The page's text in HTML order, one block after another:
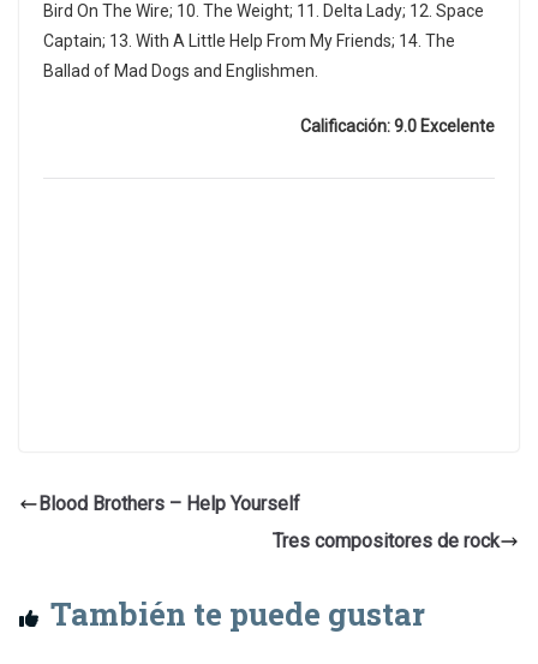
Bird On The Wire; 10. The Weight; 11. Delta Lady; 12. Space
Captain; 13. With A Little Help From My Friends; 14. The
Ballad of Mad Dogs and Englishmen.
Calificación: 9.0 Excelente
Blood Brothers – Help Yourself
Tres compositores de rock
También te puede gustar